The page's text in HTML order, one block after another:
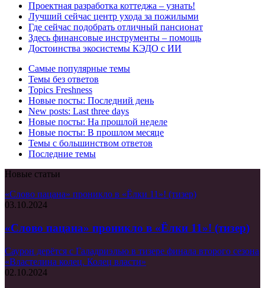
Проектная разработка коттеджа – узнать!
Лучший сейчас центр ухода за пожилыми
Где сейчас подобрать отличный пансионат
Здесь финансовые инструменты – помощь
Достоинства экосистемы КЭДО с ИИ
Самые популярные темы
Темы без ответов
Topics Freshness
Новые посты: Последний день
New posts: Last three days
Новые посты: На прошлой неделе
Новые посты: В прошлом месяце
Темы с большинством ответов
Последние темы
Новые статьи
«Слово пацана» проникло в «Ёлки 11»! (тизер)
03.10.2024
«Слово пацана» проникло в «Ёлки 11»! (тизер)
Саурон дерётся с Галадриэлью в тизере финала второго сезона
«Властелина колец. Колец власти»
02.10.2024